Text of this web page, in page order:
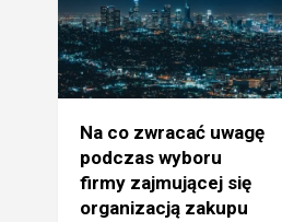
Na co zwracać uwagę
podczas wyboru
firmy zajmującej się
organizacją zakupu